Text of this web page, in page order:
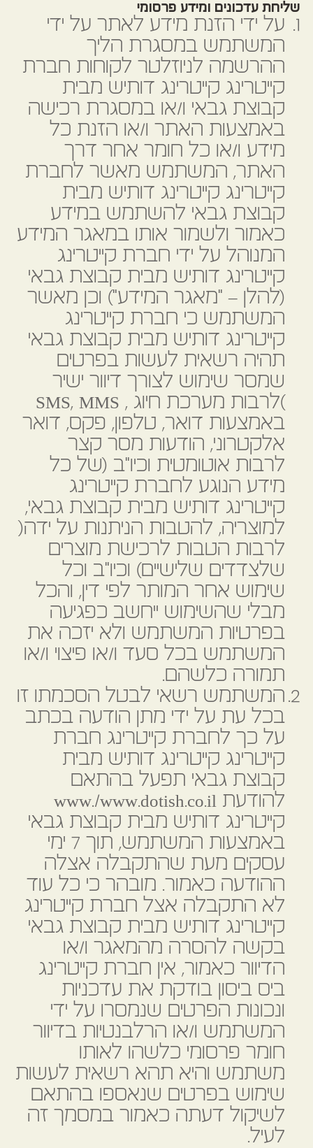
שליחת עדכונים ומידע פרסומי
על ידי הזנת מידע לאתר על ידי
המשתמש במסגרת הליך
ההרשמה לניוזלטר לקוחות חברת
קייטרינג קייטרינג דותיש מבית
קבוצת גבאי ו/או במסגרת רכישה
באמצעות האתר ו/או הזנת כל
מידע ו/או כל חומר אחר דרך
האתר, המשתמש מאשר לחברת
קייטרינג קייטרינג דותיש מבית
קבוצת גבאי להשתמש במידע
כאמור ולשמור אותו במאגר המידע
המנוהל על ידי חברת קייטרינג
קייטרינג דותיש מבית קבוצת גבאי
(להלן – "מאגר המידע") וכן מאשר
המשתמש כי חברת קייטרינג
קייטרינג דותיש מבית קבוצת גבאי
תהיה רשאית לעשות בפרטים
שמסר שימוש לצורך דיוור ישיר
)לרבות מערכת חיוג , SMS, MMS
באמצעות דואר, טלפון, פקס, דואר
אלקטרוני, הודעות מסר קצר
לרבות אוטומטית וכיו"ב (של כל
מידע הנוגע לחברת קייטרינג
קייטרינג דותיש מבית קבוצת גבאי,
למוצריה, להטבות הניתנות על ידה(
לרבות הטבות לרכישת מוצרים
שלצדדים שלישיים) וכיו"ב וכל
שימוש אחר המותר לפי דין, והכל
מבלי שהשימוש ייחשב כפגיעה
בפרטיות המשתמש ולא יזכה את
המשתמש בכל סעד ו/או פיצוי ו/או
תמורה כלשהם.
המשתמש רשאי לבטל הסכמתו זו
בכל עת על ידי מתן הודעה בכתב
על כך לחברת קייטרינג חברת
קייטרינג קייטרינג דותיש מבית
קבוצת גבאי תפעל בהתאם
להודעת www./www.dotish.co.il
קייטרינג דותיש מבית קבוצת גבאי
באמצעות המשתמש, תוך 7 ימי
עסקים מעת שהתקבלה אצלה
ההודעה כאמור. מובהר כי כל עוד
לא התקבלה אצל חברת קייטרינג
קייטרינג דותיש מבית קבוצת גבאי
בקשה להסרה מהמאגר ו/או
הדיוור כאמור, אין חברת קייטרינג
ביס ביסון בודקת את עדכניות
ונכונות הפרטים שנמסרו על ידי
המשתמש ו/או הרלבנטיות בדיוור
חומר פרסומי כלשהו לאותו
משתמש והיא תהא רשאית לעשות
שימוש בפרטים שנאספו בהתאם
לשיקול דעתה כאמור במסמך זה
לעיל.